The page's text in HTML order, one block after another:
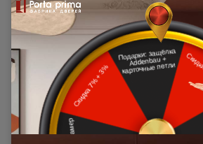
МКАД\КАД до 10 км. в область.
Города Московской\Ленинградской
области, располагающиеся далее
10 км. от МКАД (кроме Щёлковского
шоссе)\КАД